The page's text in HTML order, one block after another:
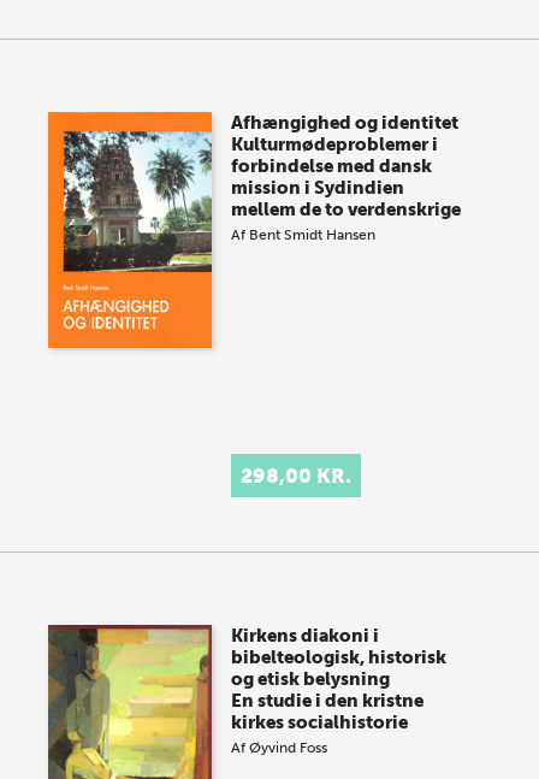
Afhængighed og identitet
Kulturmødeproblemer i
forbindelse med dansk
mission i Sydindien
mellem de to verdenskrige
Af Bent Smidt Hansen
298,00 KR.
Kirkens diakoni i
bibelteologisk, historisk
og etisk belysning
En studie i den kristne
kirkes socialhistorie
AfØyvind Foss